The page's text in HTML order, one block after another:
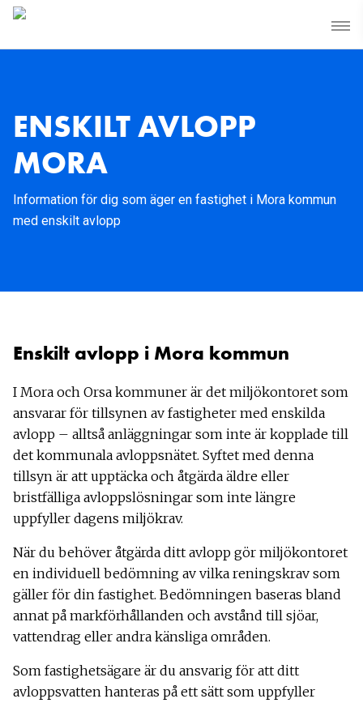
ENSKILT AVLOPP
MORA
Information för dig som äger en fastighet i Mora kommun
med enskilt avlopp
Enskilt avlopp i Mora kommun
I Mora och Orsa kommuner är det miljökontoret som
ansvarar för tillsynen av fastigheter med enskilda
avlopp – alltså anläggningar som inte är kopplade till
det kommunala avloppsnätet. Syftet med denna
tillsyn är att upptäcka och åtgärda äldre eller
bristfälliga avloppslösningar som inte längre
uppfyller dagens miljökrav.
När du behöver åtgärda ditt avlopp gör miljökontoret
en individuell bedömning av vilka reningskrav som
gäller för din fastighet. Bedömningen baseras bland
annat på markförhållanden och avstånd till sjöar,
vattendrag eller andra känsliga områden.
Som fastighetsägare är du ansvarig för att ditt
avloppsvatten hanteras på ett sätt som uppfyller